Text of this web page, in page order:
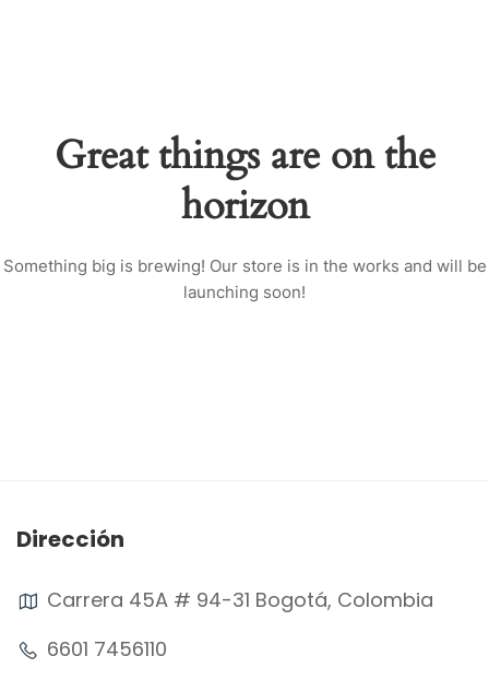
Great things are on the
horizon
Something big is brewing! Our store is in the works and will be
launching soon!
Dirección
Carrera 45A # 94-31 Bogotá, Colombia
6601 7456110